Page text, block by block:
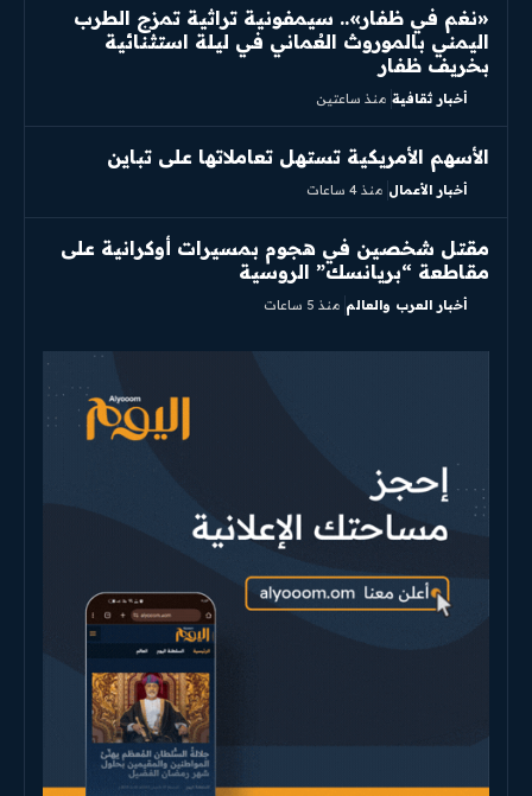
«نغم في ظفار».. سيمفونية تراثية تمزج الطرب
اليمني بالموروث العُماني في ليلة استثنائية
بخريف ظفار
أخبار ثقافية منذ ساعتين
الأسهم الأمريكية تستهل تعاملاتها على تباين
أخبار الأعمال منذ 4 ساعات
مقتل شخصين في هجوم بمسيرات أوكرانية على
مقاطعة “بريانسك” الروسية
أخبار العرب والعالم منذ 5 ساعات